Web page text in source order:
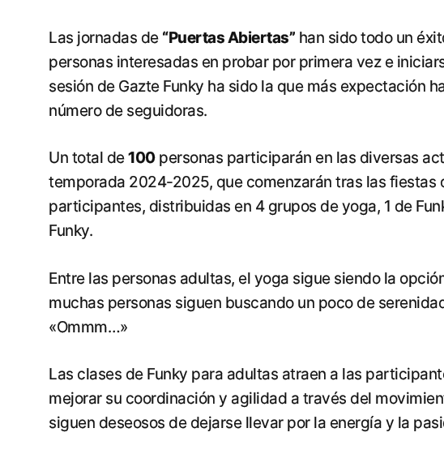
Las jornadas de “Puertas Abiertas” han sido todo un
personas interesadas en probar por primera vez e
sesión de Gazte Funky ha sido la que más expectación
número de seguidoras.
Un total de100personas participarán en las diversas
temporada 2024-2025, que comenzarán tras las fiestas
participantes, distribuidas en 4 grupos de yoga, 1 de
Funky.
Entre las personas adultas, el yoga sigue siendo la
muchas personas siguen buscando un poco de
«Ommm…»
Las clases de Funky para adultas atraen a las
mejorar su coordinación y agilidad a través del
siguen deseosos de dejarse llevar por la energía y la